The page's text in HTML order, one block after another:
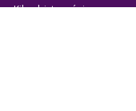
Kiberbiztonsági